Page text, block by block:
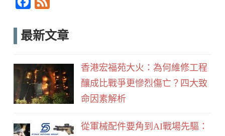
c
o
k
e
最新文章
香港宏福苑大火：為何維修工程
釀成比戰爭更慘烈傷亡？四大致
命因素解析
從軍械配件要角到AI戰場先驅：